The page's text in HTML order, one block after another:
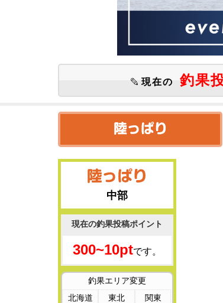
現在の 釣果
中部
現在の釣果投稿ポイント
300~10ptです。
釣果エリア変更
北海道
東北 関東